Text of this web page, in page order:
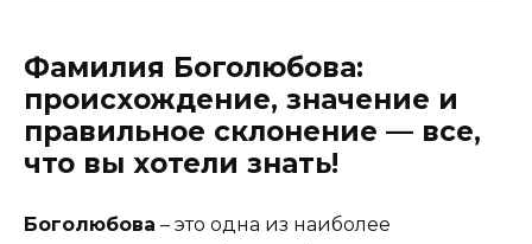
Фамилия Боголюбова:
происхождение, значение и
правильное склонение — все,
что вы хотели знать!
Боголюбова – это одна из наиболее